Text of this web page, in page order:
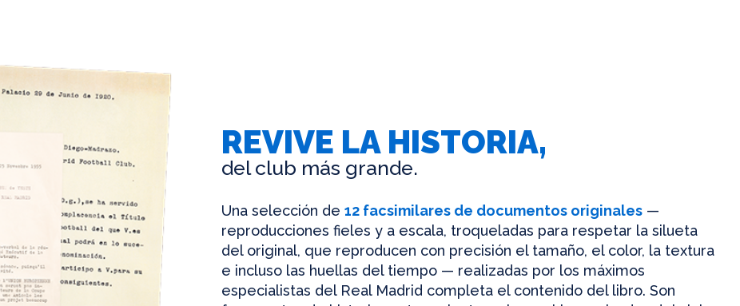
REVIVE LA HISTORIA,
del club más grande.
Una selección de 12 facsimilares de documentos originales —
reproducciones fieles y a escala, troqueladas para respetar la silueta
del original, que reproducen con precisión el tamaño, el color, la textura
e incluso las huellas del tiempo — realizadas por los máximos
especialistas del Real Madrid completa el contenido del libro. Son